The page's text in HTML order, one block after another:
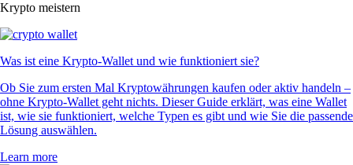
Krypto meistern
Was ist eine Krypto-Wallet und wie funktioniert sie?
Ob Sie zum ersten Mal Kryptowährungen kaufen oder aktiv handeln –
ohne Krypto-Wallet geht nichts. Dieser Guide erklärt, was eine Wallet
ist, wie sie funktioniert, welche Typen es gibt und wie Sie die passende
Lösung auswählen.
Learn more